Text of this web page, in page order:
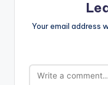
Your email address